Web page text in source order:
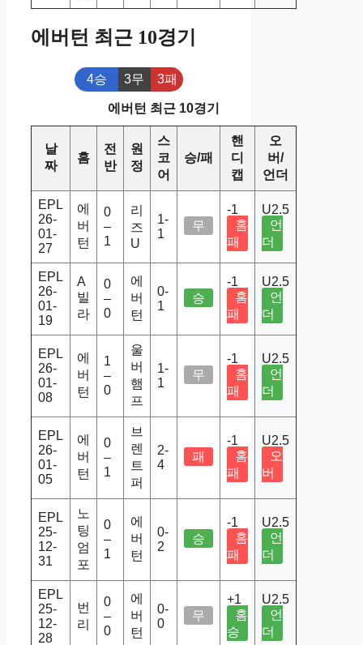
에버턴 최근 10경기
4승 3무 3패
에버턴 최근 10경기
날
짜
홈
전
반
원
정
스
코
어
승/패
핸
디
캡
오
버/
언더
EPL
26-
01-
27
에
버
턴
0
–
1
리
즈
U
1-
1
무
-1
홈
패
U2.5
언
더
EPL
26-
01-
19
A
빌
라
0
–
0
에
버
턴
0-
1
승
-1
홈
패
U2.5
언
더
EPL
26-
01-
08
에
버
턴
1
–
0
울
버
햄
프
1-
1
무
-1
홈
패
U2.5
언
더
EPL
26-
01-
05
에
버
턴
0
–
1
브
렌
트
퍼
2-
4
패
-1
홈
패
U2.5
오
버
EPL
25-
12-
31
노
팅
엄
포
0
–
1
에
버
턴
0-
2
승
-1
홈
패
U2.5
언
더
EPL
25-
12-
28
번
리
0
–
0
에
버
턴
0-
0
무
+1
홈
승
U2.5
언
더